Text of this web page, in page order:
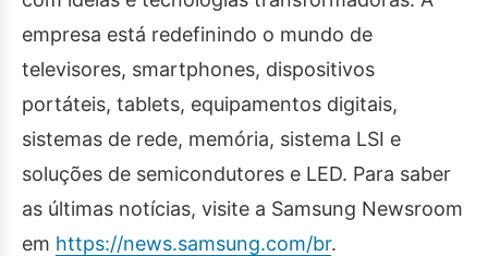
empresa está redefinindo o mundo de
televisores, smartphones, dispositivos
portáteis, tablets, equipamentos digitais,
sistemas de rede, memória, sistema LSI e
soluções de semicondutores e LED. Para saber
as últimas notícias, visite a Samsung Newsroom
em https://news.samsung.com/br.